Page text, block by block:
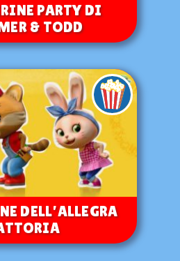
PARTY DI
& TODD
DELL’ALLEGRA